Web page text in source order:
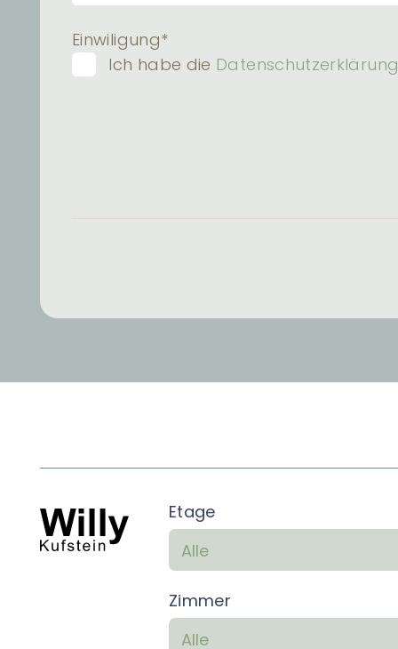
Einwiligung*
Ich habe die Datenschutzerklärung
Etage
Zimmer